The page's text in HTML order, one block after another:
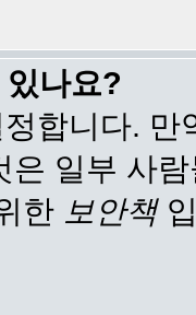
나요?
합니다.
은 일부 사
한 보안책